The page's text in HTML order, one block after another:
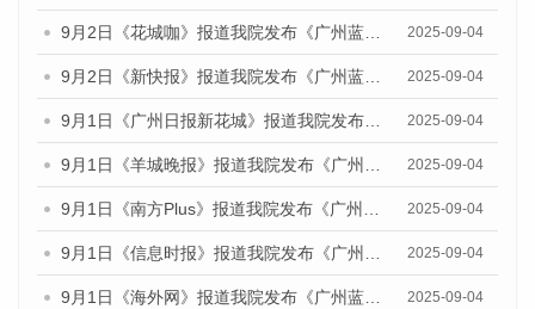
9月2日《花城咖》报道我院发布《广州蓝皮书：广州文化产业发展报告（2025）》的媒体文章 2025-09-04
9月2日《新快报》报道我院发布《广州蓝皮书：广州文化产业发展报告（2025）》的媒体文章 2025-09-04
9月1日《广州日报新花城》报道我院发布《广州蓝皮书：广州文化产业发展报告（2025）》的媒体文章 2025-09-04
9月1日《羊城晚报》报道我院发布《广州蓝皮书：广州文化产业发展报告（2025）》的媒体文章 2025-09-04
9月1日《南方Plus》报道我院发布《广州蓝皮书：广州文化产业发展报告（2025）》的媒体文章 2025-09-04
9月1日《信息时报》报道我院发布《广州蓝皮书：广州文化产业发展报告（2025）》的媒体文章 2025-09-04
9月1日《海外网》报道我院发布《广州蓝皮书：广州文化产业发展报告（2025）》的媒体文章 2025-09-04